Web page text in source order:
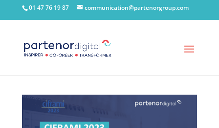
01 47 76 19 87 communication@partenorgroup.com